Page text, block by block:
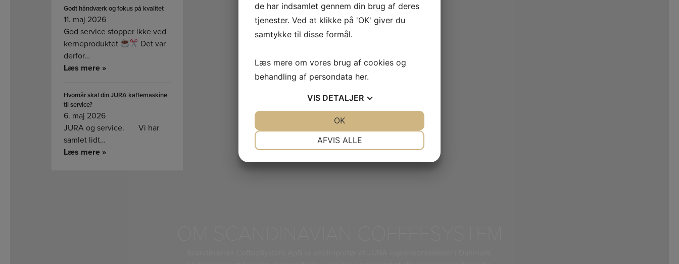
Godt håndværk og fokus på kvalitet
11. maj 2026
God service stopper ikke ved
kerneproduktet
Det var
derfor…
Læs mere »
Hvornår skal din JURA kaffemaskine
til service?
6. maj 2026
JURA og service. Vi har
samlet lidt…
Læs mere »
de har indsamlet gennem din brug af deres
tjenester. Ved at klikke på 'OK' giver du
samtykke til disse formål.
Læs mere om vores brug af cookies og
behandling af persondata her.
VIS DETALJER
AFVIS ALLE
OK